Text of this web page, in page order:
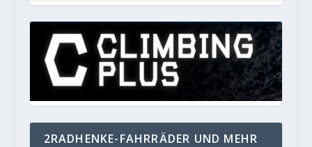
2RADHENKE-FAHRRÄDER UND MEHR